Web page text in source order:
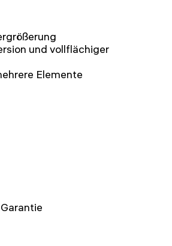
und vollflächiger
Elemente